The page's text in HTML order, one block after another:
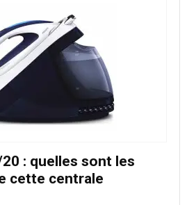
: quelles sont les
cette centrale